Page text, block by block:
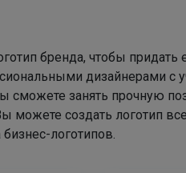
бренда, чтобы
дизайнерами с
сможете занять прочную
можете создать логотип
логотипов.